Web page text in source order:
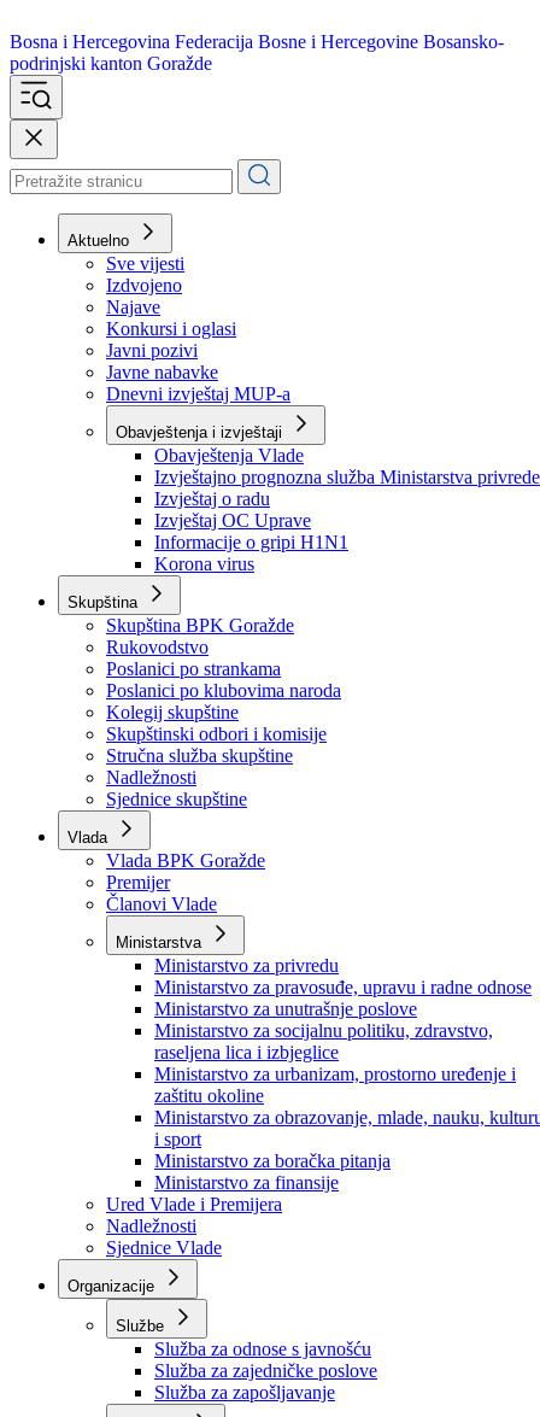
Bosna i Hercegovina
podrinjski kanton Goražde
Aktuelno
Sve vijesti
Izdvojeno
Najave
Konkursi i oglasi
Javni pozivi
Javne nabavke
Dnevni izvještaj MUP-a
Obavještenja i izvještaji
Obavještenja Vlade
Izvještajno prognozna služba Ministarstva privrede
Izvještaj o radu
Izvještaj OC Uprave
Informacije o gripi H1N1
Korona virus
Skupština
Skupština BPK Goražde
Rukovodstvo
Poslanici po strankama
Poslanici po klubovima naroda
Kolegij skupštine
Skupštinski odbori i komisije
Stručna služba skupštine
Nadležnosti
Sjednice skupštine
Vlada
Vlada BPK Goražde
Premijer
Članovi Vlade
Ministarstva
Ministarstvo za privredu
Ministarstvo za pravosuđe, upravu i radne odnose
Ministarstvo za unutrašnje poslove
Ministarstvo za socijalnu politiku, zdravstvo,
raseljena lica i izbjeglice
Ministarstvo za urbanizam, prostorno uređenje i
zaštitu okoline
Ministarstvo za obrazovanje, mlade, nauku,
i sport
Ministarstvo za boračka pitanja
Ministarstvo za finansije
Ured Vlade i Premijera
Nadležnosti
Sjednice Vlade
Organizacije
Službe